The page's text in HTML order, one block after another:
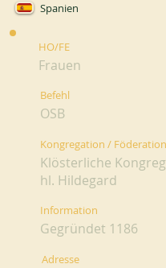
Spanien
HO/FE
Frauen
Befehl
OSB
Kongregation / Föderation
Klösterliche
hl. Hildegard
Information
Gegründet 1186
Adresse